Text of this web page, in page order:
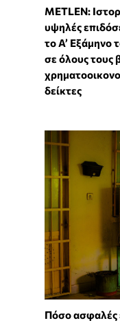
METLEN:
υψηλές
το Α’ Εξάμηνο
σε όλους τους
δείκτες
Πόσο ασφαλές